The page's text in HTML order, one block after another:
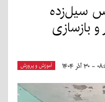
سیل‌زده
بازسازی
آموزش و پرورش آذر ۱۴۰۴